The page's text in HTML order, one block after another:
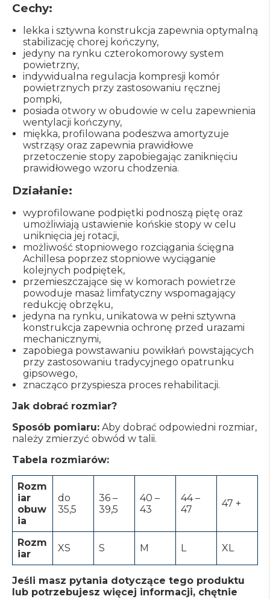
Cechy:
lekka i sztywna konstrukcja zapewnia optymalną
stabilizację chorej kończyny,
jedyny na rynku czterokomorowy system
powietrzny,
indywidualna regulacja kompresji komór
powietrznych przy zastosowaniu ręcznej
pompki,
posiada otwory w obudowie w celu zapewnienia
wentylacji kończyny,
miękka, profilowana podeszwa amortyzuje
wstrząsy oraz zapewnia prawidłowe
przetoczenie stopy zapobiegając zaniknięciu
prawidłowego wzoru chodzenia.
Działanie:
wyprofilowane podpiętki podnoszą piętę oraz
umożliwiają ustawienie końskie stopy w celu
uniknięcia jej rotacji,
możliwość stopniowego rozciągania ścięgna
Achillesa poprzez stopniowe wyciąganie
kolejnych podpiętek,
przemieszczające się w komorach powietrze
powoduje masaż limfatyczny wspomagający
redukcję obrzęku,
jedyna na rynku, unikatowa w pełni sztywna
konstrukcja zapewnia ochronę przed urazami
mechanicznymi,
zapobiega powstawaniu powikłań powstających
przy zastosowaniu tradycyjnego opatrunku
gipsowego,
znacząco przyspiesza proces rehabilitacji.
Jak dobrać rozmiar?
Sposób pomiaru: Aby dobrać odpowiedni rozmiar,
należy zmierzyć obwód w talii.
Tabela rozmiarów:
Rozm
iar
obuw
ia
do
35,5
36 –
39,5
40 –
43
44 –
47
47 +
Rozm
iar
XS S M L XL
Jeśli masz pytania dotyczące tego produktu
lub potrzebujesz więcej informacji, chętnie